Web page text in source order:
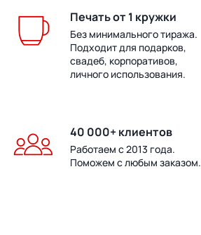
Печать от 1 кружки
Без минимального тиража.
Подходит для подарков,
свадеб, корпоративов,
личного использования.
40 000+ клиентов
Работаем с 2013 года.
Поможем с любым заказом.